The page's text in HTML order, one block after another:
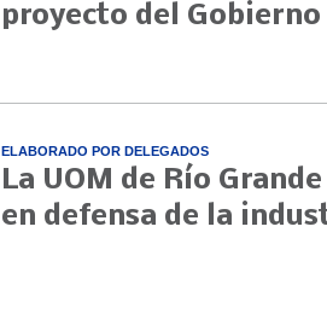
proyecto del
ELABORADO POR DELEGADOS
La UOM de Río
en defensa de la